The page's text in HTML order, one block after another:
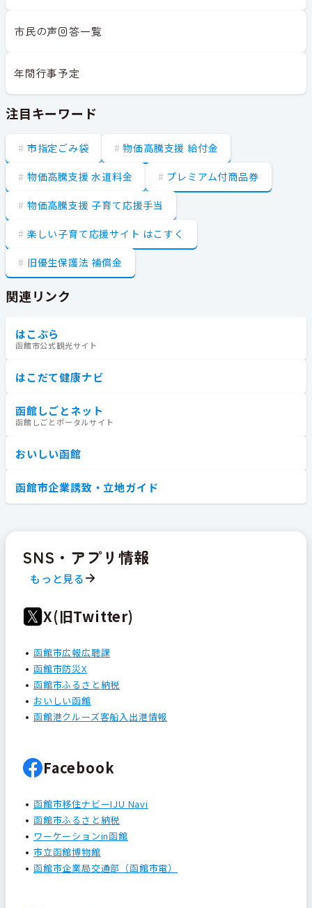
市民の声回答一覧
年間行事予定
注目キーワード
市指定ごみ袋 物価高騰支援 給付金
物価高騰支援 水道料金 プレミアム付商品券
物価高騰支援 子育て応援手当
楽しい子育て応援サイト はこすく
旧優生保護法 補償金
関連リンク
はこぶら
函館市公式観光サイト
はこだて健康ナビ
函館しごとネット
函館しごとポータルサイト
おいしい函館
函館市企業誘致・立地ガイド
SNS・アプリ情報
もっと見る
X(旧Twitter)
函館市広報広聴課
函館市防災X
函館市ふるさと納税
おいしい函館
函館港クルーズ客船入出港情報
Facebook
函館市移住ナビーIJU Navi
函館市ふるさと納税
ワーケーションin函館
市立函館博物館
函館市企業局交通部（函館市電）